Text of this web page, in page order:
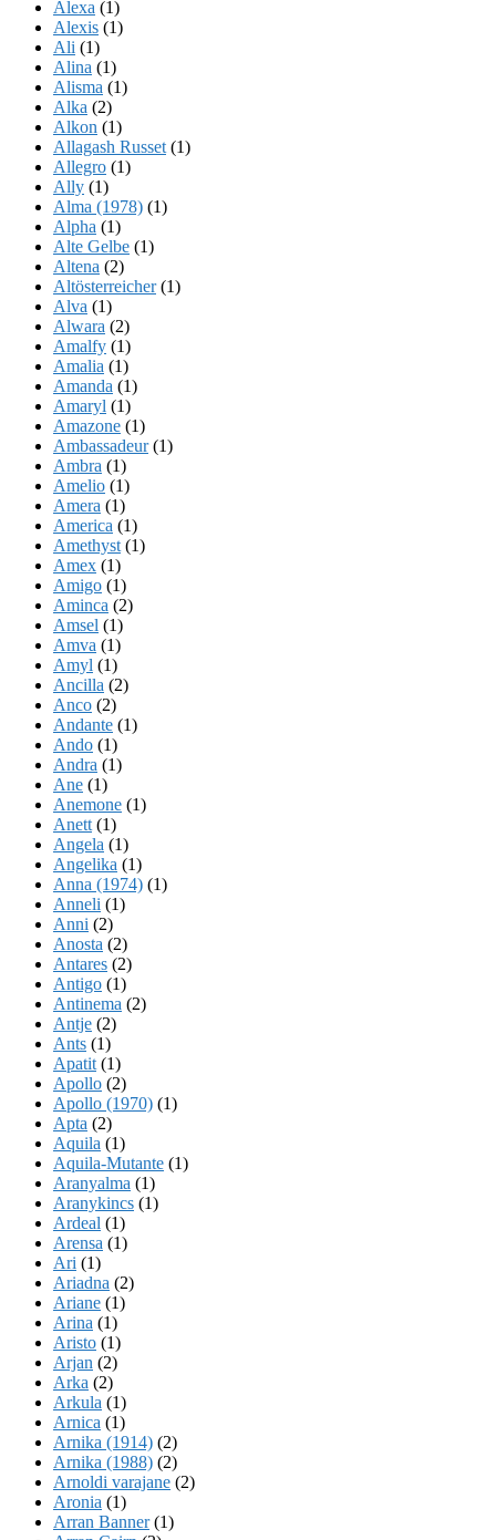
Alexa (1)
Alexis (1)
Ali (1)
Alina (1)
Alisma (1)
Alka (2)
Alkon (1)
Allagash Russet (1)
Allegro (1)
Ally (1)
Alma (1978) (1)
Alpha (1)
Alte Gelbe (1)
Altena (2)
Altösterreicher(1)
Alva (1)
Alwara (2)
Amalfy (1)
Amalia (1)
Amanda (1)
Amaryl (1)
Amazone (1)
Ambassadeur(1)
Ambra (1)
Amelio (1)
Amera (1)
America (1)
Amethyst (1)
Amex (1)
Amigo (1)
Aminca (2)
Amsel (1)
Amva (1)
Amyl (1)
Ancilla (2)
Anco (2)
Andante (1)
Ando (1)
Andra (1)
Ane (1)
Anemone (1)
Anett (1)
Angela (1)
Angelika (1)
Anna (1974) (1)
Anneli (1)
Anni (2)
Anosta (2)
Antares (2)
Antigo (1)
Antinema (2)
Antje (2)
Ants (1)
Apatit (1)
Apollo (2)
Apollo (1970) (1)
Apta (2)
Aquila (1)
Aquila-Mutante (1)
Aranyalma (1)
Aranykincs (1)
Ardeal (1)
Arensa (1)
Ari (1)
Ariadna (2)
Ariane (1)
Arina (1)
Aristo (1)
Arjan (2)
Arka (2)
Arkula (1)
Arnica (1)
Arnika (1914) (2)
Arnika (1988) (2)
Arnoldi varajane (2)
Aronia (1)
Arran Banner(1)